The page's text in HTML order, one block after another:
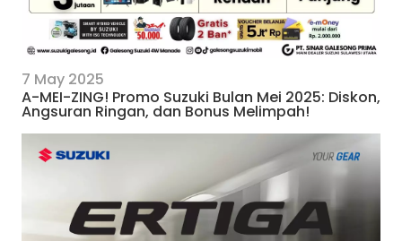
7 May 2025
A-MEI-ZING! Promo Suzuki Bulan Mei 2025: Diskon,
Angsuran Ringan, dan Bonus Melimpah!